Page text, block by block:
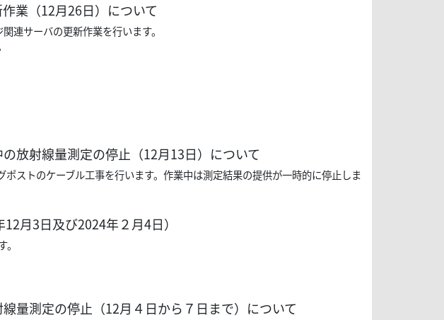
業（12月26日）について
連サーバの更新作業を行います。
放射線量測定の停止（12月13日）について
ストのケーブル工事を行います。作業中は測定結果の提供が一時的に停止しま
月3日及び2024年２月4日）
量測定の停止（12月４日から７日まで）について